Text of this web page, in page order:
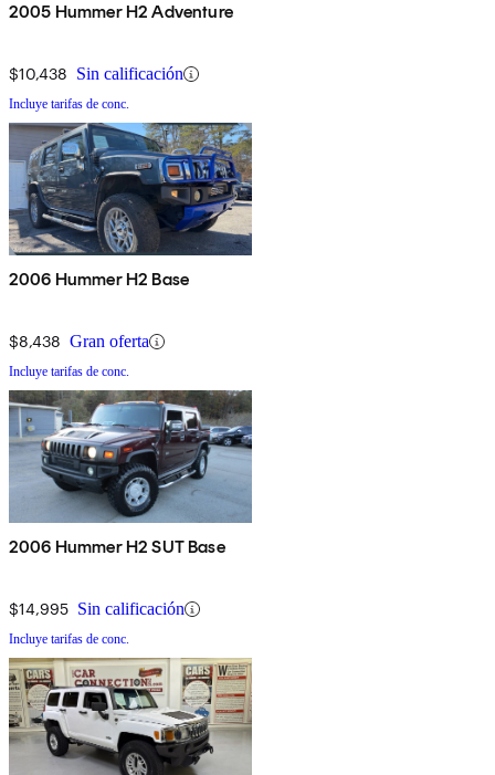
2005 Hummer H2 Adventure
$10,438 Sin calificación
Incluye tarifas de conc.
2006 Hummer H2 Base
$8,438 Gran oferta
Incluye tarifas de conc.
2006 Hummer H2 SUT Base
$14,995 Sin calificación
Incluye tarifas de conc.